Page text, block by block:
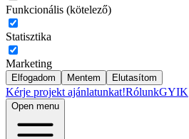
Funkcionális (kötelező)
Statisztika
Marketing
Elfogadom Mentem Elutasítom
Kérje projekt ajánlatunkat!RólunkGYIK
Open menu